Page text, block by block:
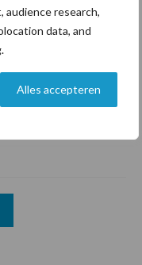
research,
data, and
Alles accepteren
voor een